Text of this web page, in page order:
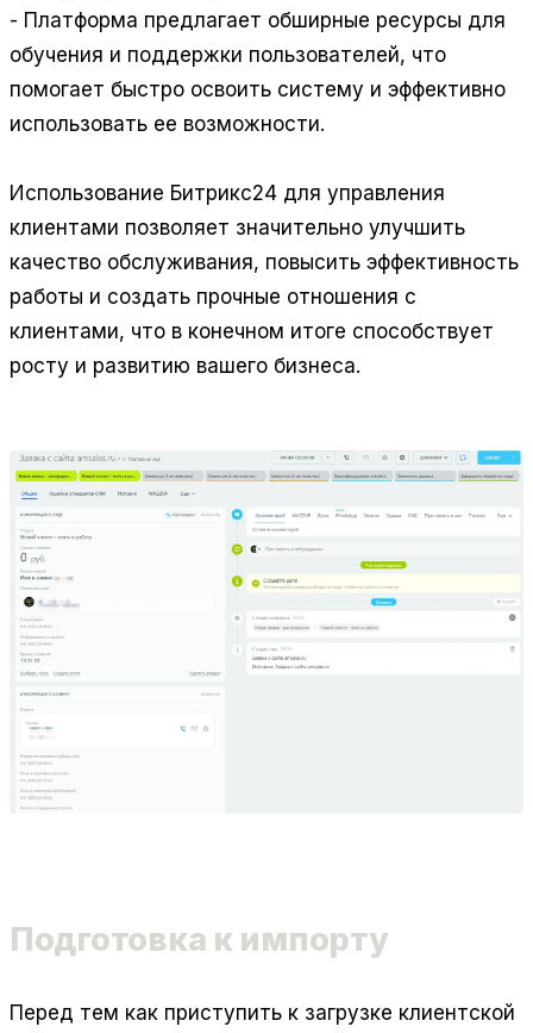
- Платформа предлагает обширные ресурсы для
обучения и поддержки пользователей, что
помогает быстро освоить систему и эффективно
использовать ее возможности.
Использование Битрикс24 для управления
клиентами позволяет значительно улучшить
качество обслуживания, повысить эффективность
работы и создать прочные отношения с
клиентами, что в конечном итоге способствует
росту и развитию вашего бизнеса.
Подготовка к импорту
Перед тем как приступить к загрузке клиентской